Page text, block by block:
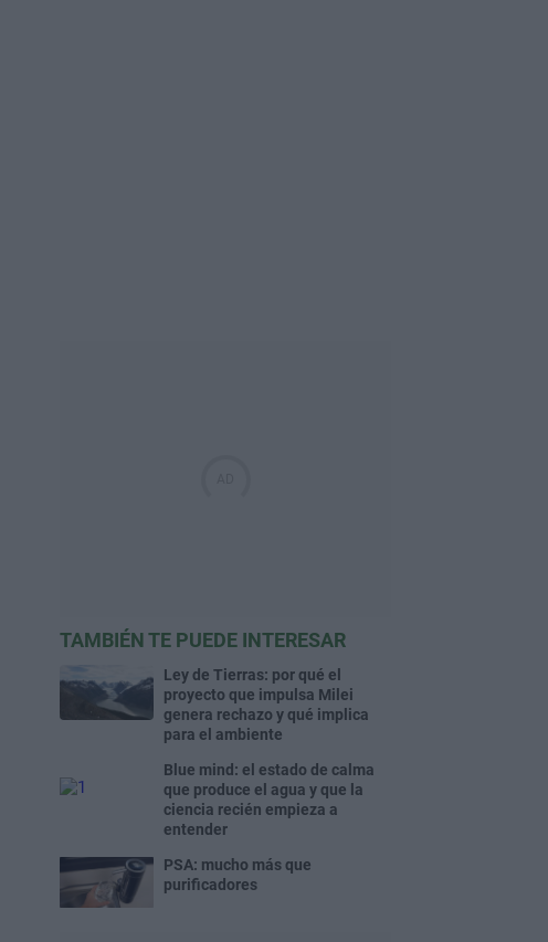
TAMBIÉN TE PUEDE INTERESAR
Ley de Tierras: por qué el
proyecto que impulsa Milei
genera rechazo y qué implica
para el ambiente
Blue mind: el estado de calma
que produce el agua y que la
ciencia recién empieza a
entender
PSA: mucho más que
purificadores